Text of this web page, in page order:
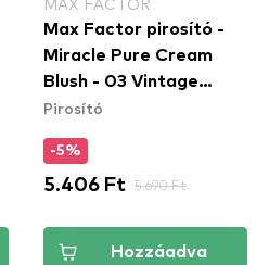
Max Factor pirosító -
Miracle Pure Cream
Blush - 03 Vintage
Peony
Pirosító
-5%
5.406 Ft 5.690 Ft
Hozzáadva